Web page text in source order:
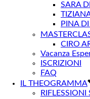
SARA
PINA
CIRO
Vacanza
ISCRIZIONI
FAQ
IL THEOGRAMMA